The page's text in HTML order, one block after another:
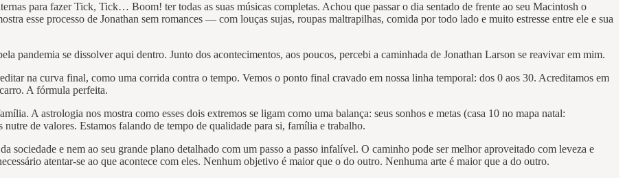
para fazer Tick, Tick… Boom! ter todas as suas músicas completas. Achou que passar o dia sentado de frente ao seu Macintosh o
esse processo de Jonathan sem romances — com louças sujas, roupas maltrapilhas, comida por todo lado e muito estresse entre ele e sua
pandemia se dissolver aqui dentro. Junto dos acontecimentos, aos poucos, percebi a caminhada de Jonathan Larson se reavivar em mim.
na curva final, como uma corrida contra o tempo. Vemos o ponto final cravado em nossa linha temporal: dos 0 aos 30. Acreditamos em
A fórmula perfeita.
A astrologia nos mostra como esses dois extremos se ligam como uma balança: seus sonhos e metas (casa 10 no mapa natal:
de valores. Estamos falando de tempo de qualidade para si, família e trabalho.
sociedade e nem ao seu grande plano detalhado com um passo a passo infalível. O caminho pode ser melhor aproveitado com leveza e
atentar-se ao que acontece com eles. Nenhum objetivo é maior que o do outro. Nenhuma arte é maior que a do outro.